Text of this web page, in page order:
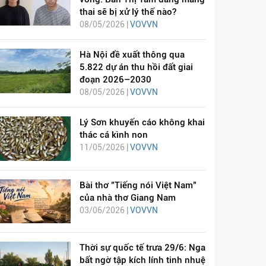
thai sẽ bị xử lý thế nào?
08/05/2026 | VOVVN
Hà Nội đề xuất thông qua
5.822 dự án thu hồi đất giai
đoạn 2026–2030
08/05/2026 | VOVVN
Lý Sơn khuyến cáo không khai
thác cá kình non
11/05/2026 | VOVVN
Bài thơ "Tiếng nói Việt Nam"
của nhà thơ Giang Nam
03/06/2026 |VOVVN
Thời sự quốc tế trưa 29/6: Nga
bất ngờ tập kích lính tinh nhuệ